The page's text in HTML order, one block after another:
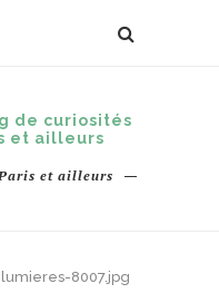
et ailleurs
8007.jpg